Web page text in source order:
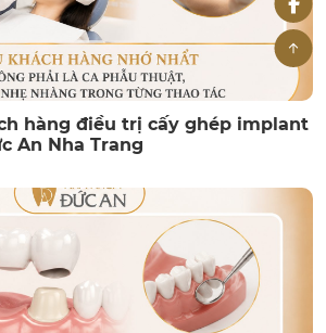
hàng điều trị cấy ghép implant
An Nha Trang